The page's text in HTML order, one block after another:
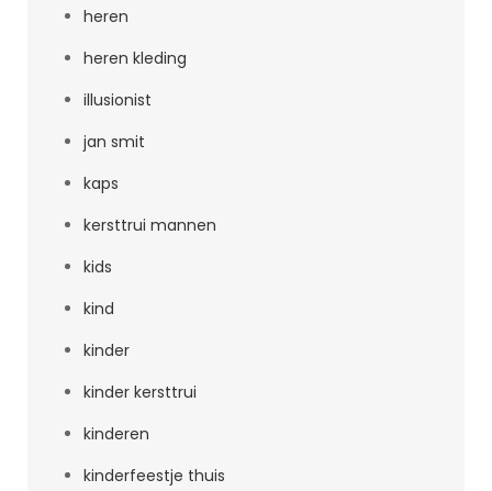
heren
heren kleding
illusionist
jan smit
kaps
kersttrui mannen
kids
kind
kinder
kinder kersttrui
kinderen
kinderfeestje thuis